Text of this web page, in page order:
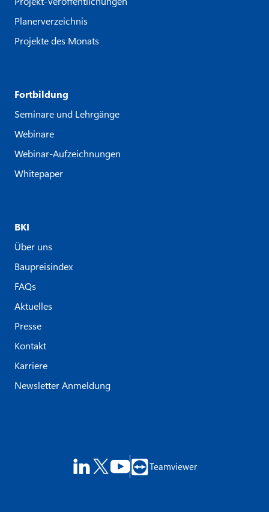
Planerverzeichnis
Projekte des Monats
Fortbildung
Seminare und Lehrgänge
Webinare
Webinar-Aufzeichnungen
Whitepaper
BKI
Über uns
Baupreisindex
FAQs
Aktuelles
Presse
Kontakt
Karriere
Newsletter Anmeldung
Teamviewer